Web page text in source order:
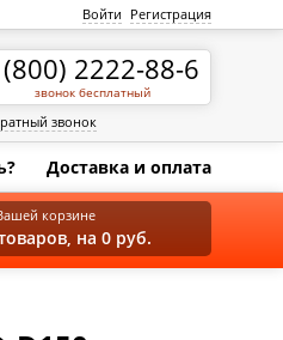
Войти Регистрация
2222-88-6
звонок бесплатный
звонок
Доставка и оплата
корзине
на 0 руб.